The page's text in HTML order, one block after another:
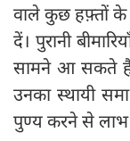
वाले कुछ हफ़्तों के
दें। पुरानी
सामने आ सकते
उनका स्थायी
पुण्य करने से लाभ